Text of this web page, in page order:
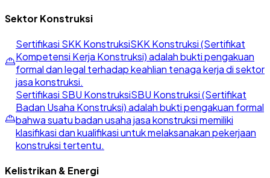
Sektor Konstruksi
Sertifikasi SKK KonstruksiSKK Konstruksi (Sertifikat
Kompetensi Kerja Konstruksi) adalah bukti pengakuan
formal dan legal terhadap keahlian tenaga kerja di sektor
jasa konstruksi.
Sertifikasi SBU KonstruksiSBU Konstruksi (Sertifikat
Badan Usaha Konstruksi) adalah bukti pengakuan formal
bahwa suatu badan usaha jasa konstruksi memiliki
klasifikasi dan kualifikasi untuk melaksanakan pekerjaan
konstruksi tertentu.
Kelistrikan & Energi